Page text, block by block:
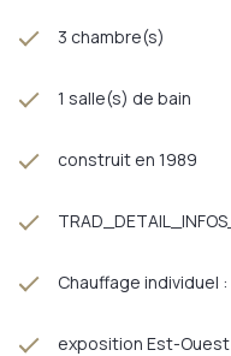
raccordée à la fibre Vous
souhaitez visiter?
3 chambre(s)
1 salle(s) de bain
construit en 1989
Chauffage individuel
exposition Est-Ouest